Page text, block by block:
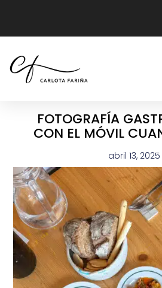
FOTOGRAFÍA
CON EL MÓVIL
abril 13, 2025